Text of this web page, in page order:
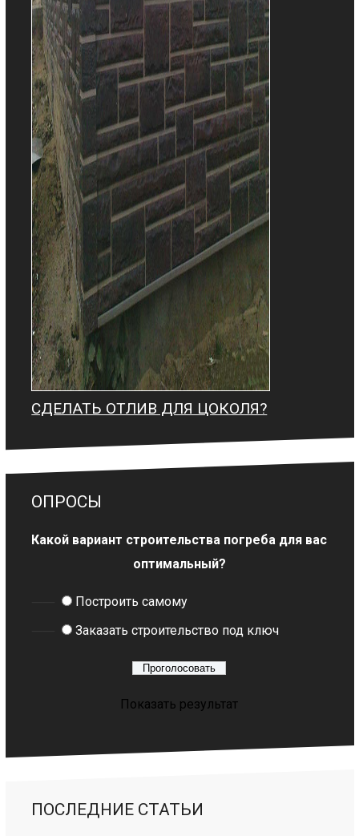
СДЕЛАТЬ ОТЛИВ ДЛЯ ЦОКОЛЯ?
ОПРОСЫ
Какой вариант строительства погреба для вас
оптимальный?
Построить самому
Заказать строительство под ключ
Показать результат
ПОСЛЕДНИЕ СТАТЬИ